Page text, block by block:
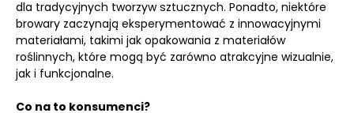
dla tradycyjnych tworzyw sztucznych. Ponadto, niektóre
browary zaczynają eksperymentować z innowacyjnymi
materiałami, takimi jak opakowania z materiałów
roślinnych, które mogą być zarówno atrakcyjne wizualnie,
jak i funkcjonalne.
Co na to konsumenci?